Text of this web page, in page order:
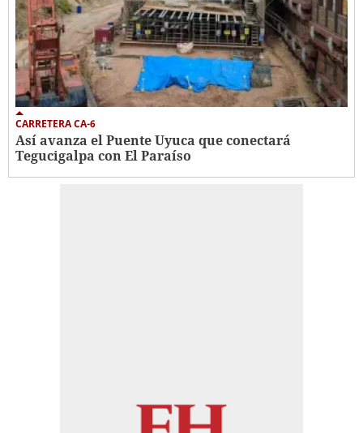
CARRETERA CA-6
Así avanza el Puente Uyuca que conectará
Tegucigalpa con El Paraíso